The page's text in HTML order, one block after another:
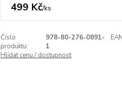
499 Kč/ks
Číslo
produktu:
978-80-276-0891-
1
Hlídat cenu / dostupnost